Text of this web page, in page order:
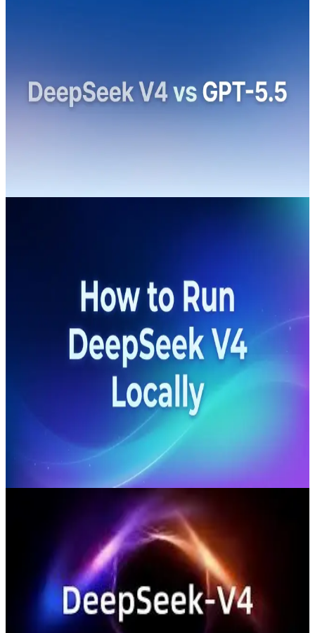
DeepSeek V4 對比 GPT-5.5：基準測
試、定價、使用案例與專家建議
如何在本地執行 DeepSeek V4
在本地運行 DeepSeek V4 的實際可行方法，是配合 vLLM
等高效能服務堆疊使用官方開源權重，然後透過本地與
OpenAI 相容的端點對外提供該模型。DeepSeek 目前的公
開資料描述了 V4 系列中的兩個模型：DeepSeek-V4-
Pro（總參數 1.6T／活躍參數 49B）與 DeepSeek-V4-
Flash（總參數 284B／活躍參數 13B），兩者皆具備 1M-
token 上下文與三種推理模式。vLLM 目前的本地部署範例
對 Pro 的目標是 8× B200/B300，對 Flash 則是 4×
B200/B300。如果你沒有那樣的硬體，採用 CometAPI 之類
的託管方案作為備選會更為務實。
如何使用 Deepseek V4 API
對開發者而言，這種組合之所以重要，原因很簡單：它降低
了遷移阻力，同時提高你能構建的上限。你不需要學習全新